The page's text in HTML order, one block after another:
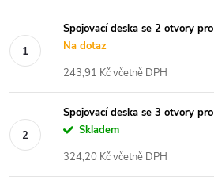
Spojovací deska se 2 otvory
Na dotaz
243,91 Kč včetně DPH
Spojovací deska se 3 otvory
Skladem
324,20 Kč včetně DPH